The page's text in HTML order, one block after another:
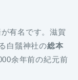
有名です。滋賀
白鬚神社の総本
余年前の紀元前